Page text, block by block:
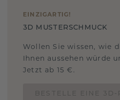
EINZIGARTIG !
3D MUSTERSCHMUCK
Wollen Sie wissen, wie
Ihnen aussehen würde
Jetzt ab 15 €.